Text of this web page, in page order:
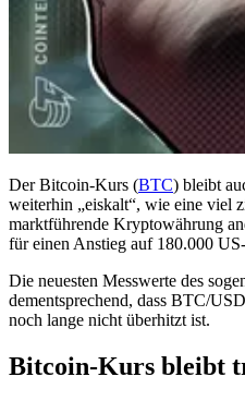
Der Bitcoin-Kurs (BTC) bleibt
weiterhin „eiskalt“, wie eine viel
marktführende Kryptowährung
für einen Anstieg auf 180.000
Die neuesten Messwerte des
dementsprechend, dass BTC/
noch lange nicht überhitzt ist.
Bitcoin-Kurs bleibt